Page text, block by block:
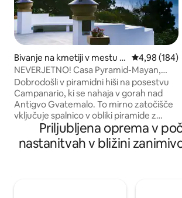
Bivanje na kmetiji v mestu A
ntigua
Povprečna
4,98 (184)
NEVERJETNO! Casa Pyramid-Mayan,
navdihnjena za umik/kmetijo Avo
Dobrodošli v piramidni hiši na posestvu
Campanario, ki se nahaja v gorah nad
Antigvo Gvatemalo. To mirno zatočišče
vključuje spalnico v obliki piramide z
zakonsko posteljo (Queen) in kopalnico v
spalnici, sodobno kuhinjo in udoben
dnevni prostor z osupljivim razgledom
Priljubljena oprema v
nastanitvah v bližini